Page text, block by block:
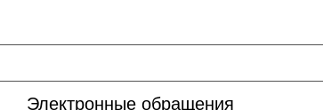
Электронные обращения